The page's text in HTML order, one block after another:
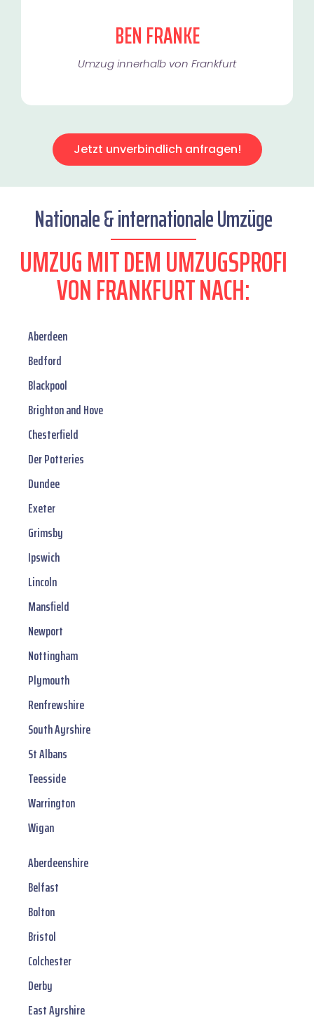
BEN FRANKE
Umzug innerhalb von Frankfurt​
Jetzt unverbindlich anfragen!
Nationale & internationale Umzüge
UMZUG MIT DEM UMZUGSPROFI
VON FRANKFURT NACH:
Aberdeen
Bedford
Blackpool
Brighton and Hove
Chesterfield
Der Potteries
Dundee
Exeter
Grimsby
Ipswich
Lincoln
Mansfield
Newport
Nottingham
Plymouth
Renfrewshire
South Ayrshire
St Albans
Teesside
Warrington
Wigan
Aberdeenshire
Belfast
Bolton
Bristol
Colchester
Derby
East Ayrshire